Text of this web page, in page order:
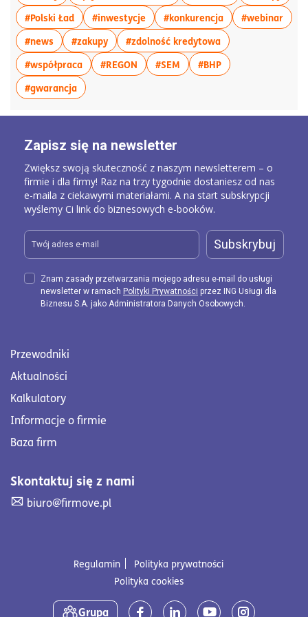
#Polski Ładwięcej artykułów z tagiem:#Polski Ład
#inwestycjewięcej artykułów z
#konkurencjawięcej artykułów
#webinar
#newswięcej artykułów z tagiem:#news
#zakupywięcej artykułów z tagiem:#zakupy
#zdolność kredytowawięcej artykułów
#współpracawięcej artykułów z tagiem:#współpraca
#REGON więcej artykułów z tagiem:#REGON
#SEM więcej artykułów z
#BHPwięcej artykułów z
#gwarancjawięcej artykułów z tagiem:#gwarancja
Przewodniki
Aktualności
Kalkulatory
Informacje o firmie
Baza firm
Skontaktuj się z nami
Skontaktuj się z nami. Wyślij mail na adres
biuro@firmove.pl
Zapisz się na newsletter
Zwiększ swoją skuteczność z naszym newsletterem – o
firmie i dla firmy! Raz na trzy tygodnie dostaniesz od nas
e-maila z ciekawymi materiałami. A na start subskrypcji
wyślemy Ci link do biznesowych e-booków.
Subskrybuj
Znam zasady przetwarzania mojego adresu e-mail do usługi
newsletter w ramach Polityki Prywatności przez ING Usługi dla
Biznesu S.A. jako Administratora Danych Osobowych.
Regulamin
Polityka prywatności
Polityka cookies
Media społecznościowe
Grupa